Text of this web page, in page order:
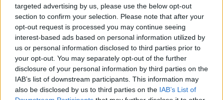
targeted advertising by us, please use the below opt-out
section to confirm your selection. Please note that after your
opt-out request is processed you may continue seeing
interest-based ads based on personal information utilized by
us or personal information disclosed to third parties prior to
your opt-out. You may separately opt-out of the further
disclosure of your personal information by third parties on the
IAB’s list of downstream participants. This information may
also be disclosed by us to third parties on the IAB’s List of
Chiudere una relazione: le
parole giuste per un addio senza
rimpianti
Alcuni consigli ed esempi su frasi di addio per chiudere
una relazione: dal tradimento al cambiamento, come ci si
adatta a tutte le situazioni.